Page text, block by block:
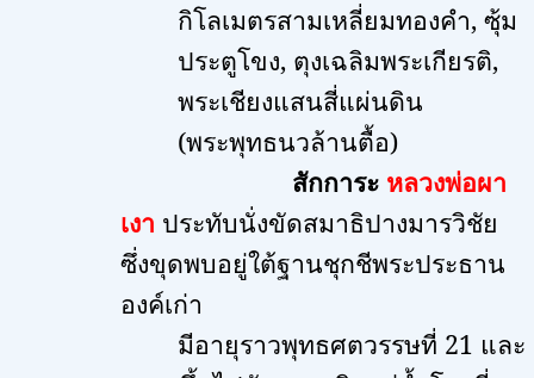
กิโลเมตรสามเหลี่ยมทองคำ, ซุ้ม
ประตูโขง, ตุงเฉลิมพระเกียรติ,
พระเชียงแสนสี่แผ่นดิน
(พระพุทธนวล้านตื้อ)
สักการะ หลวงพ่อผา
เงา ประทับนั่งขัดสมาธิปางมารวิชัย
ซึ่งขุดพบอยู่ใต้ฐานชุกชีพระประธาน
องค์เก่า
มีอายุราวพุทธศตวรรษที่ 21 และ